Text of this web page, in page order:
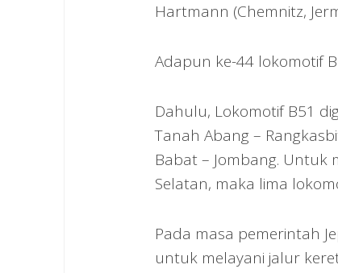
Hartmann (Chemnitz,
Adapun ke-44 lokomotif
Dahulu, Lokomotif B51
Tanah Abang –
Babat – Jombang.
Selatan, maka lima
Pada masa pemerintah
untuk melayani jalur